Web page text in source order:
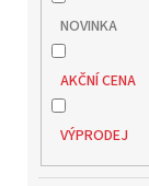
NOVINKA
AKČNÍ CENA
VÝPRODEJ